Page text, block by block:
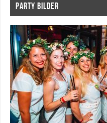
PARTY BILDER